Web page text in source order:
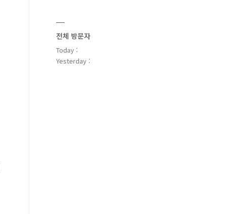
전체 방문자
Today :
Yesterday :